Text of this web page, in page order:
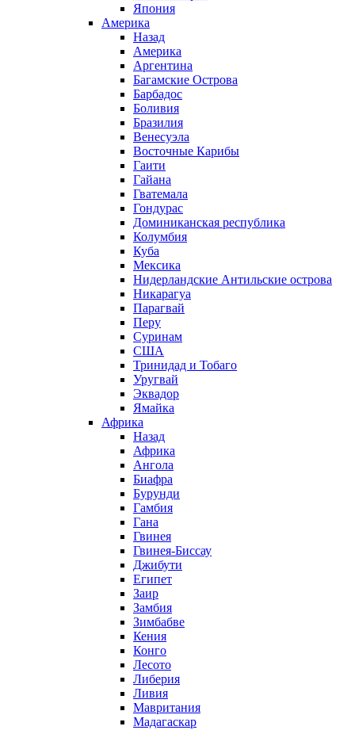
Япония
Америка
Назад
Америка
Аргентина
Багамские Острова
Барбадос
Боливия
Бразилия
Венесуэла
Восточные Карибы
Гаити
Гайана
Гватемала
Гондурас
Доминиканская республика
Колумбия
Куба
Мексика
Нидерландские Антильские острова
Никарагуа
Парагвай
Перу
Суринам
США
Тринидад и Тобаго
Уругвай
Эквадор
Ямайка
Африка
Назад
Африка
Ангола
Биафра
Бурунди
Гамбия
Гана
Гвинея
Гвинея-Биссау
Джибути
Египет
Заир
Замбия
Зимбабве
Кения
Конго
Лесото
Либерия
Ливия
Мавритания
Мадагаскар